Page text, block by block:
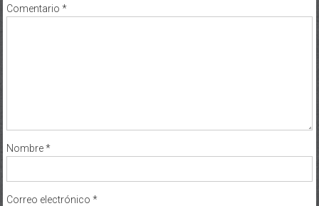
Comentario *
Nombre*
Correo electrónico *